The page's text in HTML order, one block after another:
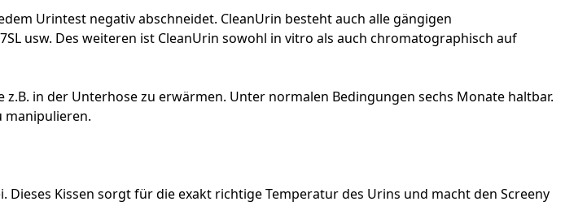
Urintest negativ abschneidet. CleanUrin besteht auch alle gängigen
usw. Des weiteren ist CleanUrin sowohl in vitro als auch chromatographisch auf
in der Unterhose zu erwärmen. Unter normalen Bedingungen sechs Monate haltbar.
manipulieren.
Dieses Kissen sorgt für die exakt richtige Temperatur des Urins und macht den Screeny